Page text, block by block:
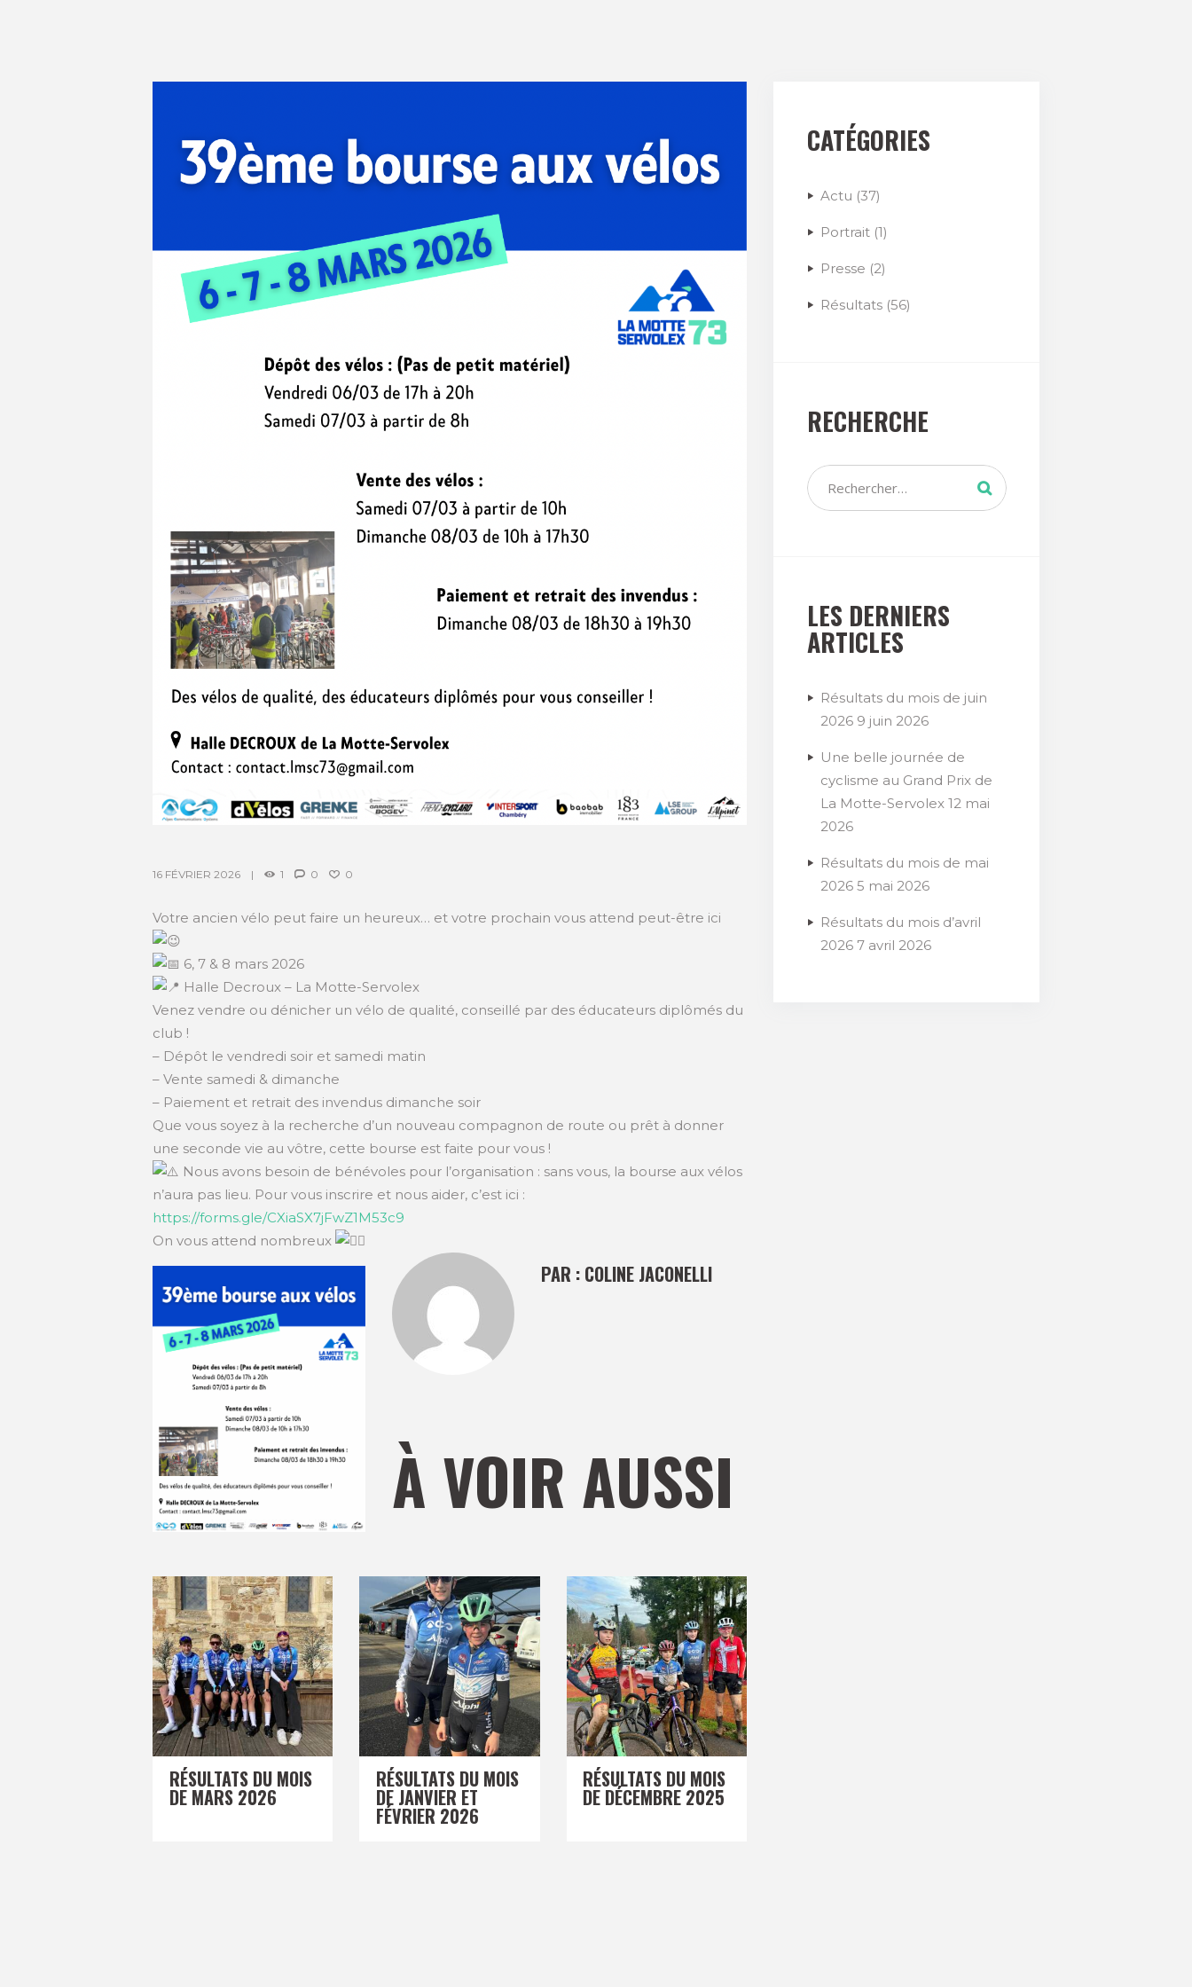
16 FÉVRIER 2026 1 0 0
Votre ancien vélo peut faire un heureux… et votre prochain vous attend peut-être ici
6, 7 & 8 mars 2026
Halle Decroux – La Motte-Servolex
Venez vendre ou dénicher un vélo de qualité, conseillé par des éducateurs diplômés du
club !
– Dépôt le vendredi soir et samedi matin
– Vente samedi & dimanche
– Paiement et retrait des invendus dimanche soir
Que vous soyez à la recherche d’un nouveau compagnon de route ou prêt à donner
une seconde vie au vôtre, cette bourse est faite pour vous !
Nous avons besoin de bénévoles pour l’organisation : sans vous, la bourse aux vélos
n’aura pas lieu. Pour vous inscrire et nous aider, c’est ici :
https://forms.gle/CXiaSX7jFwZ1M53c9
On vous attend nombreux
PAR : COLINE JACONELLI
À VOIR AUSSI
RÉSULTATS DU MOIS
DE MARS 2026
RÉSULTATS DU MOIS
DE JANVIER ET
FÉVRIER 2026
RÉSULTATS DU MOIS
DE DÉCEMBRE 2025
CATÉGORIES
Actu (37)
Portrait(1)
Presse (2)
Résultats(56)
RECHERCHE
LES DERNIERS
ARTICLES
Résultats du mois de juin
2026 9 juin 2026
Une belle journée de
cyclisme au Grand Prix de
La Motte-Servolex 12 mai
2026
Résultats du mois de mai
2026 5 mai 2026
Résultats du mois d’avril
2026 7 avril 2026